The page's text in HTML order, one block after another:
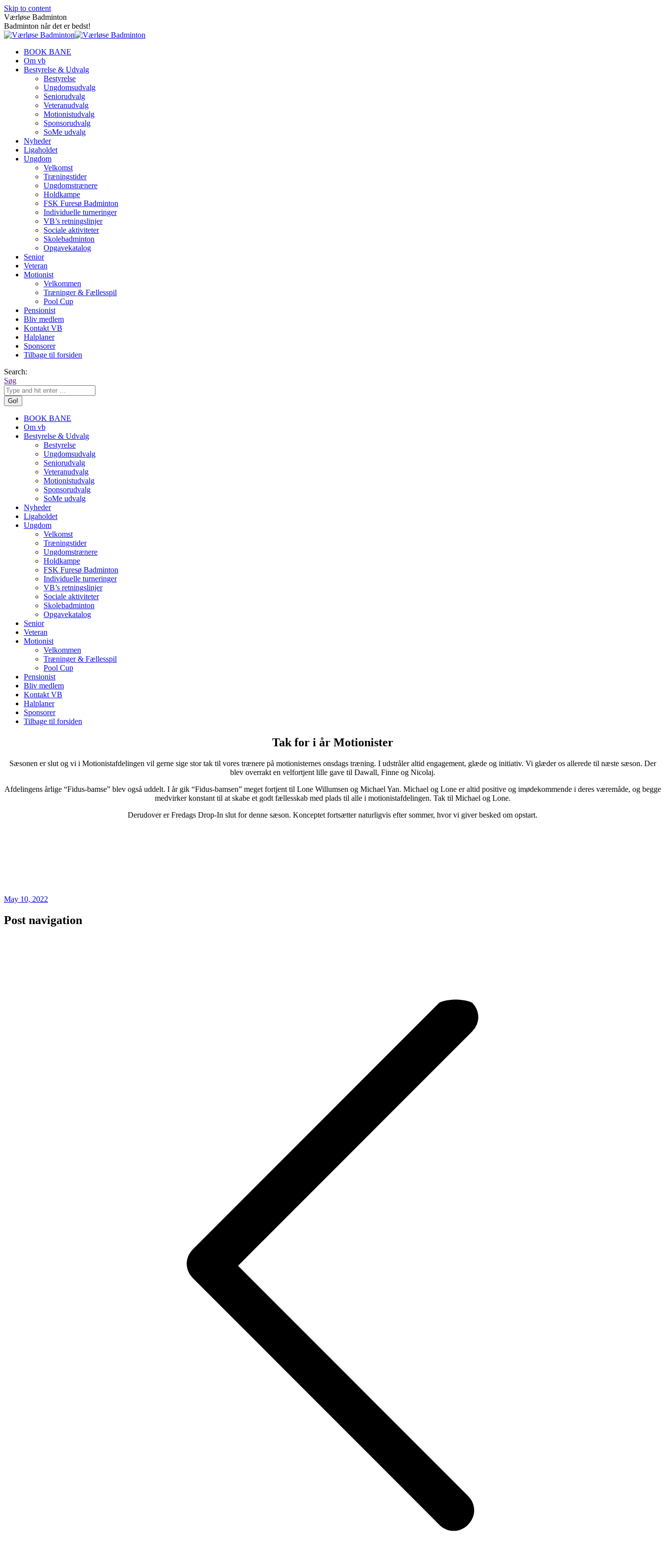
Skip to content
Værløse Badminton
Badminton når det er bedst!
BOOK BANE
Om vb
Bestyrelse & Udvalg
Bestyrelse
Ungdomsudvalg
Seniorudvalg
Veteranudvalg
Motionistudvalg
Sponsorudvalg
SoMe udvalg
Nyheder
Ligaholdet
Ungdom
Velkomst
Træningstider
Ungdomstrænere
Holdkampe
FSK Furesø Badminton
Individuelle turneringer
VB’s retningslinjer
Sociale aktiviteter
Skolebadminton
Opgavekatalog
Senior
Veteran
Motionist
Velkommen
Træninger & Fællesspil
Pool Cup
Pensionist
Bliv medlem
Kontakt VB
Halplaner
Sponsorer
Tilbage til forsiden
Search:
Søg
BOOK BANE
Om vb
Bestyrelse & Udvalg
Bestyrelse
Ungdomsudvalg
Seniorudvalg
Veteranudvalg
Motionistudvalg
Sponsorudvalg
SoMe udvalg
Nyheder
Ligaholdet
Ungdom
Velkomst
Træningstider
Ungdomstrænere
Holdkampe
FSK Furesø Badminton
Individuelle turneringer
VB’s retningslinjer
Sociale aktiviteter
Skolebadminton
Opgavekatalog
Senior
Veteran
Motionist
Velkommen
Træninger & Fællesspil
Pool Cup
Pensionist
Bliv medlem
Kontakt VB
Halplaner
Sponsorer
Tilbage til forsiden
Tak for i år Motionister
Sæsonen er slut og vi i Motionistafdelingen vil gerne sige stor tak til vores trænere på motionisternes onsdags træning. I udstråler altid engagement, glæde og initiativ. Vi glæder os allerede til næste sæson. Der
blev overrakt en velfortjent lille gave til Dawall, Finne og Nicolaj.
Afdelingens årlige “Fidus-bamse” blev også uddelt. I år gik “Fidus-bamsen” meget fortjent til Lone Willumsen og Michael Yan. Michael og Lone er altid positive og imødekommende i deres væremåde, og begge
medvirker konstant til at skabe et godt fællesskab med plads til alle i motionistafdelingen. Tak til Michael og Lone.
Derudover er Fredags Drop-In slut for denne sæson. Konceptet fortsætter naturligvis efter sommer, hvor vi giver besked om opstart.
May 10, 2022
Post navigation